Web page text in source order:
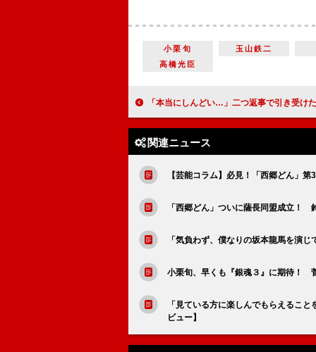
小栗旬
玉山鉄二
高橋光臣
「本当にしんどい…」二つ返事で引き受けた朝ドラの洗礼に震える日々 有田哲平（津曲雅彦）【「半分、青い
関連ニュース
【芸能コラム】必見！「西郷どん」
「西郷どん」ついに薩長同盟成立！
「気負わず、僕なりの坂本龍馬を演
小栗旬、早くも『銀魂３』に期待！
「見ている方に楽しんでもらえるこ
ビュー】